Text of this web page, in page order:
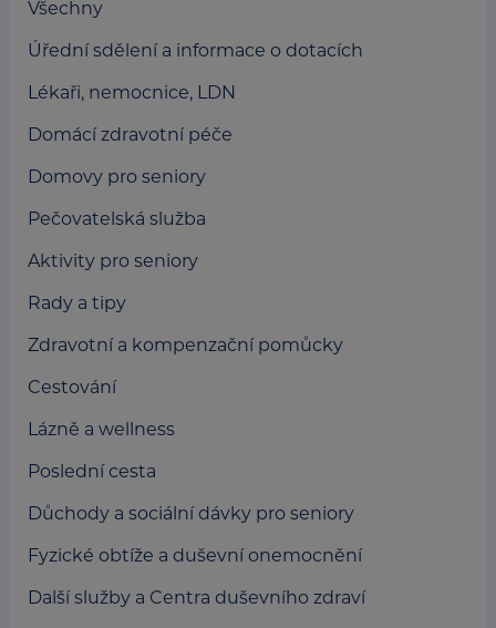
Všechny
Úřední sdělení a informace o dotacích
Lékaři, nemocnice, LDN
Domácí zdravotní péče
Domovy pro seniory
Pečovatelská služba
Aktivity pro seniory
Rady a tipy
Zdravotní a kompenzační pomůcky
Cestování
Lázně a wellness
Poslední cesta
Důchody a sociální dávky pro seniory
Fyzické obtíže a duševní onemocnění
Další služby a Centra duševního zdraví